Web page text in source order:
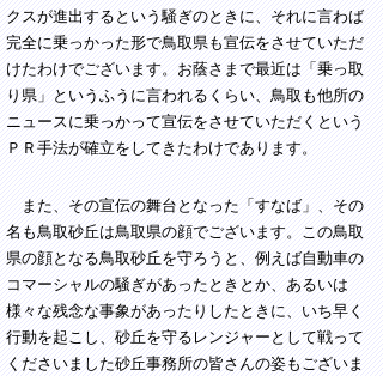
クスが進出するという騒ぎのときに、それに言わば
完全に乗っかった形で鳥取県も宣伝をさせていただ
けたわけでございます。お蔭さまで最近は「乗っ取
り県」というふうに言われるくらい、鳥取も他所の
ニュースに乗っかって宣伝をさせていただくという
ＰＲ手法が確立をしてきたわけであります。
また、その宣伝の舞台となった「すなば」、その
名も鳥取砂丘は鳥取県の顔でございます。この鳥取
県の顔となる鳥取砂丘を守ろうと、例えば自動車の
コマーシャルの騒ぎがあったときとか、あるいは
様々な残念な事象があったりしたときに、いち早く
行動を起こし、砂丘を守るレンジャーとして戦って
くださいました砂丘事務所の皆さんの姿もございま